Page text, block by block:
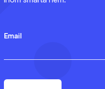
Email